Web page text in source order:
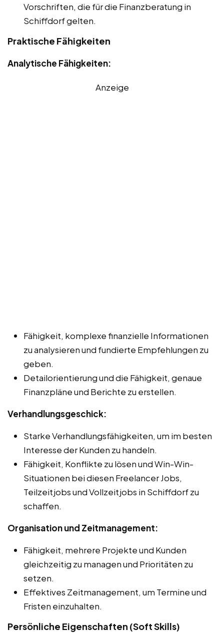
Vorschriften, die für die Finanzberatung in
Schiffdorf gelten.
Praktische Fähigkeiten
Analytische Fähigkeiten:
Anzeige
Fähigkeit, komplexe finanzielle Informationen
zu analysieren und fundierte Empfehlungen zu
geben.
Detailorientierung und die Fähigkeit, genaue
Finanzpläne und Berichte zu erstellen.
Verhandlungsgeschick:
Starke Verhandlungsfähigkeiten, um im besten
Interesse der Kunden zu handeln.
Fähigkeit, Konflikte zu lösen und Win-Win-
Situationen bei diesen Freelancer Jobs,
Teilzeitjobs und Vollzeitjobs in Schiffdorf zu
schaffen.
Organisation und Zeitmanagement:
Fähigkeit, mehrere Projekte und Kunden
gleichzeitig zu managen und Prioritäten zu
setzen.
Effektives Zeitmanagement, um Termine und
Fristen einzuhalten.
Persönliche Eigenschaften (Soft Skills)